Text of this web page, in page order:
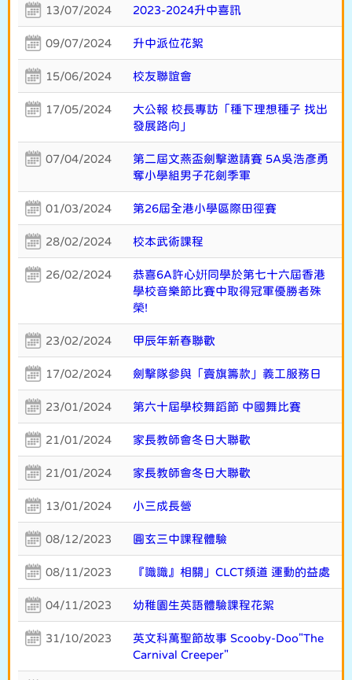
13/07/2024 2023-2024升中喜訊
09/07/2024 升中派位花絮
15/06/2024 校友聯誼會
17/05/2024
大公報 校長專訪「種下理想種子 找出
發展路向」
07/04/2024
第二屆文燕盃劍擊邀請賽 5A吳浩彥勇
奪小學組男子花劍季軍
01/03/2024 第26屆全港小學區際田徑賽
28/02/2024 校本武術課程
26/02/2024
恭喜6A許心姸同學於第七十六屆香港
學校音樂節比賽中取得冠軍優勝者殊
榮!
23/02/2024 甲辰年新春聯歡
17/02/2024 劍擊隊參與「賣旗籌款」義工服務日
23/01/2024 第六十屆學校舞蹈節 中國舞比賽
21/01/2024 家長教師會冬日大聯歡
21/01/2024 家長教師會冬日大聯歡
13/01/2024 小三成長營
08/12/2023 圓玄三中課程體驗
08/11/2023 『識識』相關」CLCT頻道 運動的益處
04/11/2023 幼稚園生英語體驗課程花絮
31/10/2023
英文科萬聖節故事 Scooby-Doo"The
Carnival Creeper"